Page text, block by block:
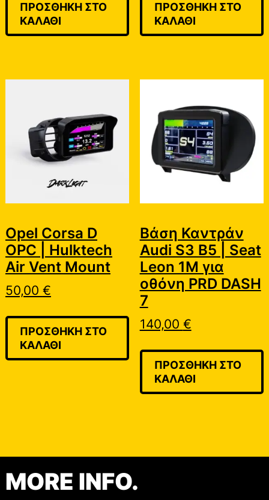
ΠΡΟΣΘΉΚΗ ΣΤΟ
ΚΑΛΆΘΙ
ΠΡΟΣΘΉΚΗ ΣΤΟ
ΚΑΛΆΘΙ
Opel Corsa D
OPC | Hulktech
Air Vent Mount
50,00 €
ΠΡΟΣΘΉΚΗ ΣΤΟ
ΚΑΛΆΘΙ
Βάση Καντράν
Audi S3 B5 | Seat
Leon 1M για
οθόνη PRD DASH
7
140,00 €
ΠΡΟΣΘΉΚΗ ΣΤΟ
ΚΑΛΆΘΙ
MORE INFO.